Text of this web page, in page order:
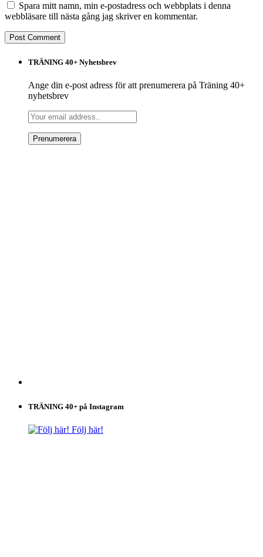
Spara mitt namn, min e-postadress och webbplats i denna
webbläsare till nästa gång jag skriver en kommentar.
TRÄNING 40+ Nyhetsbrev
Ange din e-post adress för att prenumerera på Träning 40+
nyhetsbrev
TRÄNING 40+ på Instagram
Följ här!